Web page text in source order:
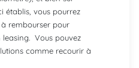
établis, vous pourrez
rembourser pour
Vous pouvez
comme recourir à